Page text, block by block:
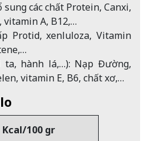
sung các chất Protein, Canxi,
vitamin A, B12,…
Protid, xenluloza, Vitamin
ta, hành lá,…): Nạp Đường,
vitamin E, B6, chất xơ,…
Kcal/100 gr